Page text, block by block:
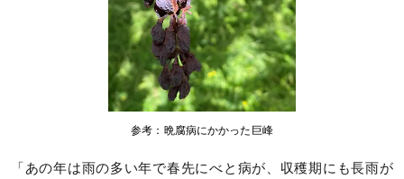
参考：晩腐病にかかった巨峰
「あの年は雨の多い年で春先にべと病が、収穫期にも長雨が